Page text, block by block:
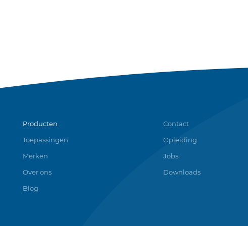
Producten
Toepassingen
Merken
Over ons
Blog
Contact
Opleiding
Jobs
Downloads